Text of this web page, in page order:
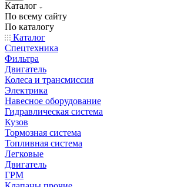
Каталог
По всему сайту
По каталогу
Каталог
Спецтехника
Фильтра
Двигатель
Колеса и трансмиссия
Электрика
Навесное оборудование
Гидравлическая система
Кузов
Тормозная система
Топливная система
Легковые
Двигатель
ГРМ